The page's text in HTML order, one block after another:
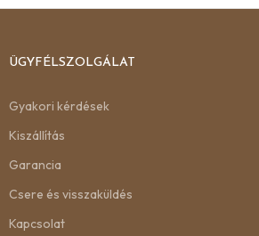
ÜGYFÉLSZOLGÁLAT
Gyakori kérdések
Kiszállítás
Garancia
Csere és visszaküldés
Kapcsolat